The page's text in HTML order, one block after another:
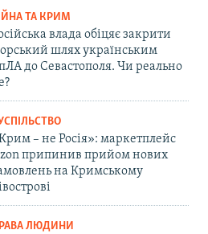
ТА КРИМ
влада обіцяє закрити
шлях українським
до Севастополя. Чи реально
– не Росія»: маркетплейс
припинив прийом нових
на Кримському
ЛЮДИНИ